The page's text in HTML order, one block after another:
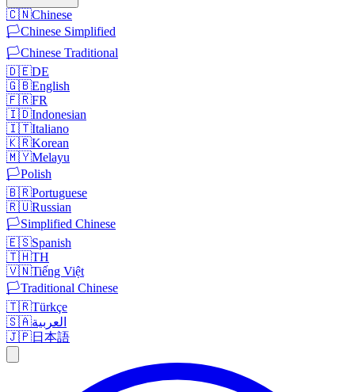
🇨🇳Chinese
🏳️Chinese Simplified
🏳️Chinese Traditional
🇩🇪DE
🇬🇧English
🇫🇷FR
🇮🇩Indonesian
🇮🇹Italiano
🇰🇷Korean
🇲🇾Melayu
🏳️Polish
🇧🇷Portuguese
🇷🇺Russian
🏳️Simplified Chinese
🇪🇸Spanish
🇹🇭TH
🇻🇳Tiếng Việt
🏳️Traditional Chinese
🇹🇷Türkçe
🇸🇦العربية
🇯🇵日本語